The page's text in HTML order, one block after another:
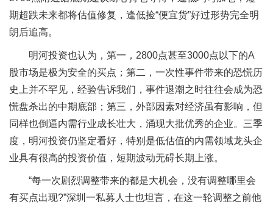
期超跌未来都将估值修复，逢低捡“便宜货”好过形势完全明
朗后追高。
明河投资也认为，第一，2800点甚至3000点以下的A
股市场是极为安全的买点；第二，一次性事件带来的恐慌历
史上并不罕见，经验告诉我们，事件退潮之时往往会成为恐
慌盘杀出的中期底部；第三，外部因素对经济虽有影响，但
同样也倒逼内需行业成长壮大，涌现大批优秀的企业。三季
度，明河投资仍坚定看好，特别是低估值的内需领域龙头企
业具有很高的投资价值，短期波动无碍长期上涨。
“每一次剧烈调整带来的都是大机会，没有调整哪里会
有买点出现?”深圳一私募人士也坦言，在这一轮调整之前他